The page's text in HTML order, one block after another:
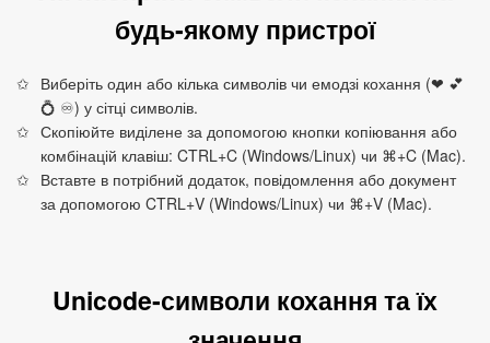
будь‑якому пристрої
Виберіть один або кілька символів чи емодзі кохання (❤ 💕
💍 ♾) у сітці символів.
Скопіюйте виділене за допомогою кнопки копіювання або
комбінацій клавіш: CTRL+C (Windows/Linux) чи ⌘+C (Mac).
Вставте в потрібний додаток, повідомлення або документ
за допомогою CTRL+V (Windows/Linux) чи ⌘+V (Mac).
Unicode‑символи кохання та їх